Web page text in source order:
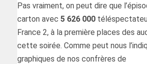
Pas vraiment, on peut dire que
carton avec 5 626 000
France 2, à la première places des
cette soirée. Comme peut nous
graphiques de nos confrères de